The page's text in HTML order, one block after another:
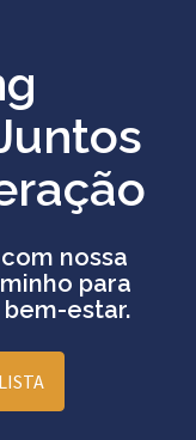
nossa
para
estar.